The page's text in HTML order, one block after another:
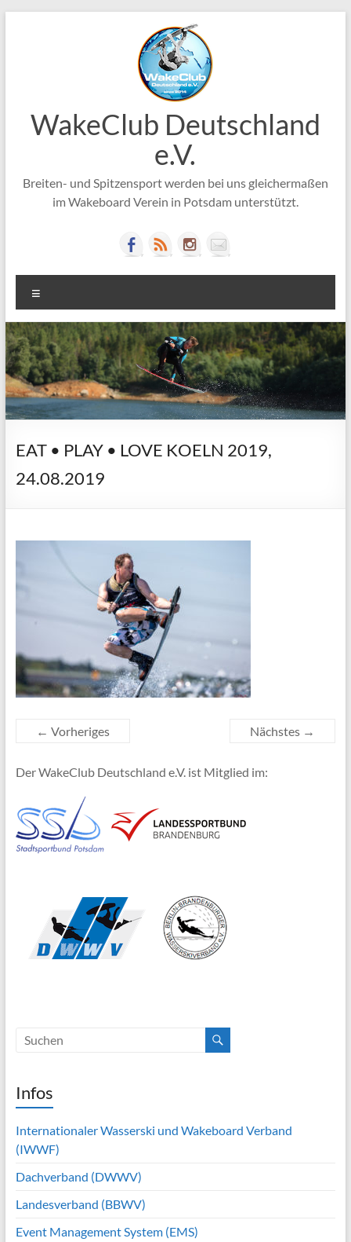
WakeClub Deutschland
e.V.
Breiten- und Spitzensport werden bei uns gleichermaßen
im Wakeboard Verein in Potsdam unterstützt.
EAT • PLAY • LOVE KOELN 2019,
24.08.2019
← Vorheriges Nächstes →
Der WakeClub Deutschland e.V. ist Mitglied im:
Infos
Internationaler Wasserski und Wakeboard Verband
(IWWF)
Dachverband (DWWV)
Landesverband (BBWV)
Event Management System (EMS)